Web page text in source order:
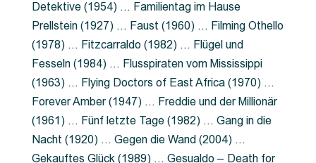
Detektive (1954) … Familientag im Hause
Prellstein (1927) … Faust (1960) … Filming Othello
(1978) … Fitzcarraldo (1982) … Flügel und
Fesseln (1984) … Flusspiraten vom Mississippi
(1963) … Flying Doctors of East Africa (1970) …
Forever Amber (1947) … Freddie und der Millionär
(1961) … Fünf letzte Tage (1982) … Gang in die
Nacht (1920) … Gegen die Wand (2004) …
Gekauftes Glück (1989) … Gesualdo – Death for